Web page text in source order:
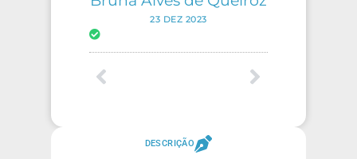
23 DEZ 2023
DESCRIÇÃO